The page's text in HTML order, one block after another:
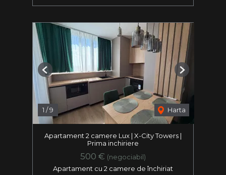
1 /9 Harta
Previous Next
Apartament 2 camere Lux | X-City Towers |
Prima inchiriere
500 € (negociabil)
Apartament cu 2 camere de închiriat